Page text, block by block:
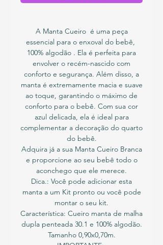
A Manta Cueiro é uma peça
essencial para o enxoval do bebê,
100% algodão . Ela é perfeita para
envolver o recém-nascido com
conforto e segurança. Além disso, a
manta é extremamente macia e suave
ao toque, garantindo o máximo de
conforto para o bebê. Com sua cor
azul delicada, ela é ideal para
complementar a decoração do quarto
do bebê.
Adquira já a sua Manta Cueiro Branca
e proporcione ao seu bebê todo o
aconchego que ele merece.
Dica.: Você pode adicionar esta
manta a um Kit pronto ou você pode
montar o seu kit.
Característica: Cueiro manta de malha
dupla penteada 30.1 e 100% algodão.
Tamanho 0,90x0,70m.